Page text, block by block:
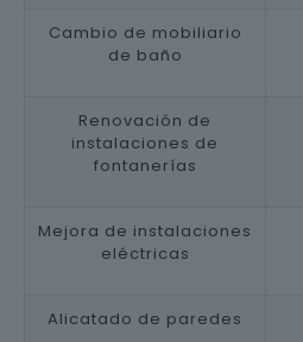
Cambio de mobiliario
de baño
Renovación de
instalaciones de
fontanerías
Mejora de instalaciones
eléctricas
Alicatado de paredes